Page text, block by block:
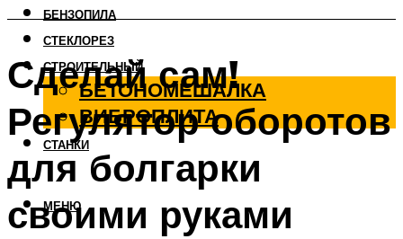
БЕНЗОПИЛА
СТЕКЛОРЕЗ
СТРОИТЕЛЬНЫЙ
БЕТОНОМЕШАЛКА
ВИБРОПЛИТА
СТАНКИ
МЕНЮ
Сделай сам!
Регулятор оборотов
для болгарки
своими руками